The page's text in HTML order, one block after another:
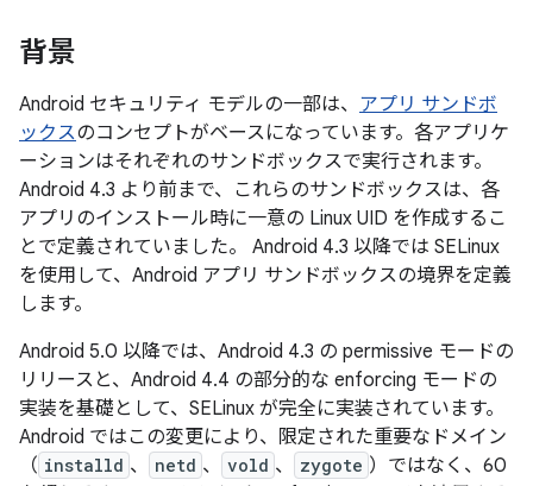
背景
Android セキュリティ モデルの一部は、 アプリ サンドボ
ックスのコンセプトがベースになっています。各アプリケ
ーションはそれぞれのサンドボックスで実行されます。
Android 4.3 より前まで、これらのサンドボックスは、各
アプリのインストール時に一意の Linux UID を作成するこ
とで定義されていました。 Android 4.3 以降では SELinux
を使用して、Android アプリ サンドボックスの境界を定義
します。
Android 5.0 以降では、Android 4.3 の permissive モードの
リリースと、Android 4.4 の部分的な enforcing モードの
実装を基礎として、SELinux が完全に実装されています。
Android ではこの変更により、限定された重要なドメイン
（ installd 、 netd 、 vold 、 zygote ）ではなく、60